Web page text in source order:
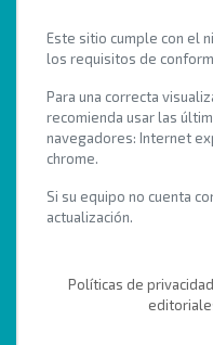
Este sitio cumple con el
los requisitos de
Para una correcta
recomienda usar las
navegadores: Internet
chrome.
Si su equipo no cuenta
actualización.
Políticas de